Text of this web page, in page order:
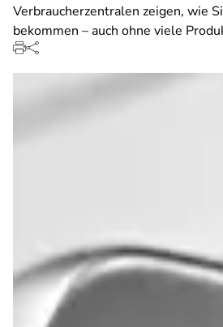
Verbraucherzentralen zeigen, wie
bekommen – auch ohne viele